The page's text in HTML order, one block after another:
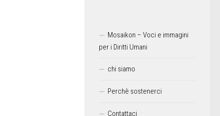
Mosaikon – Voci e immagini
per i Diritti Umani
chi siamo
Perchè sostenerci
Contattaci